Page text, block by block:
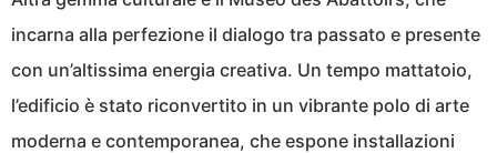
incarna alla perfezione il dialogo tra passato e presente
con un’altissima energia creativa. Un tempo mattatoio,
l’edificio è stato riconvertito in un vibrante polo di arte
moderna e contemporanea, che espone installazioni